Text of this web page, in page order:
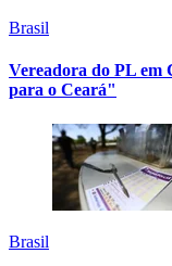
Brasil
Vereadora do PL
para o Ceará"
Brasil